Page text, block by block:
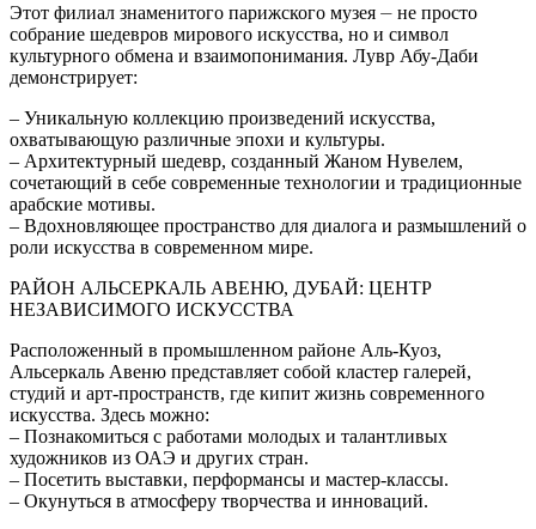
Этот филиал знаменитого парижского музея ⏤ не просто
собрание шедевров мирового искусства, но и символ
культурного обмена и взаимопонимания. Лувр Абу-Даби
демонстрирует:
– Уникальную коллекцию произведений искусства,
охватывающую различные эпохи и культуры.
– Архитектурный шедевр, созданный Жаном Нувелем,
сочетающий в себе современные технологии и традиционные
арабские мотивы.
– Вдохновляющее пространство для диалога и размышлений о
роли искусства в современном мире.
РАЙОН АЛЬСЕРКАЛЬ АВЕНЮ, ДУБАЙ: ЦЕНТР
НЕЗАВИСИМОГО ИСКУССТВА
Расположенный в промышленном районе Аль-Куоз,
Альсеркаль Авеню представляет собой кластер галерей,
студий и арт-пространств, где кипит жизнь современного
искусства. Здесь можно:
– Познакомиться с работами молодых и талантливых
художников из ОАЭ и других стран.
– Посетить выставки, перформансы и мастер-классы.
– Окунуться в атмосферу творчества и инноваций.